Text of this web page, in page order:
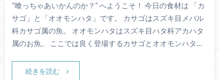
“喰っちゃあいかんのか？” へようこそ！ 今日の食材は 「カ
サゴ」と「オオモンハタ」です。 カサゴはスズキ目メバル
科カサゴ属の魚。 オオモンハタはスズキ目ハタ科アカハタ
属のお魚。 ここでは良く登場するカサゴとオオモンハタ…
続きを読む